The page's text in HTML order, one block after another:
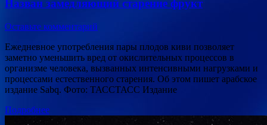
Назван замедляющий старение фрукт
Оставьте комментарий
Ежедневное употребления пары плодов киви позволяет
заметно уменьшить вред от окислительных процессов в
организме человека, вызванных интенсивными нагрузками и
процессами естественного старения. Об этом пишет арабское
издание Sabq. Фото: ТАССТАСС Издание
Подробнее